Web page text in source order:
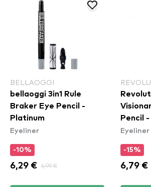
BELLAOGGI
bellaoggi 3in1 Rule
Braker Eye Pencil -
Platinum
Eyeliner
-10%
6,29 € 6,99 €
Pencil -
Eyeliner
-15%
6,79 €